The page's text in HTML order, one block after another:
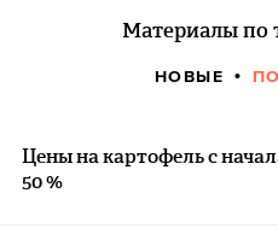
Материалы по
НОВЫЕ
Цены на картофель с
50 %